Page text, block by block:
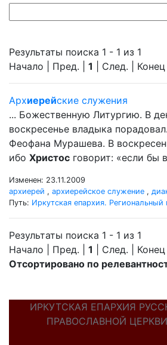
Результаты поиска 1 - 1 из 1
Начало | Пред. | 1 | След. | Конец
Архиерейские служения
... Божественную Литургию. В
воскресенье владыка
Феофана Мурашева. В
ибо Христос говорит: «если бы
Изменен: 23.11.2009
архиерей , архиерейское служение ,
Путь: Иркутская епархия. Региональный
Результаты поиска 1 - 1 из 1
Начало | Пред. | 1 | След. | Конец
Отсортировано по
ИРКУТСКАЯ ЕПАРХИЯ
ПРАВОСЛАВНОЙ ЦЕРКВИ